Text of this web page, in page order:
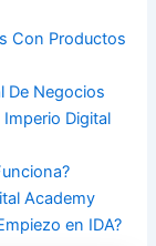
Con Productos
De Negocios
Digital
Academy
en IDA?